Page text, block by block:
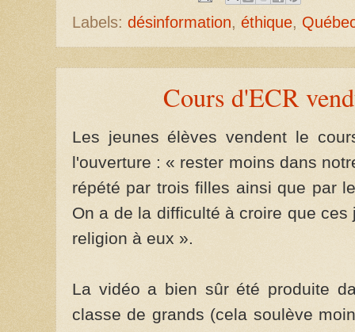
Labels: désinformation, éthique,
Cours d'ECR
Les jeunes élèves vendent le
l'ouverture : « rester moins dans
répété par trois filles ainsi que par
On a de la difficulté à croire que
religion à eux ».
La vidéo a bien sûr été produite
classe de grands (cela soulève